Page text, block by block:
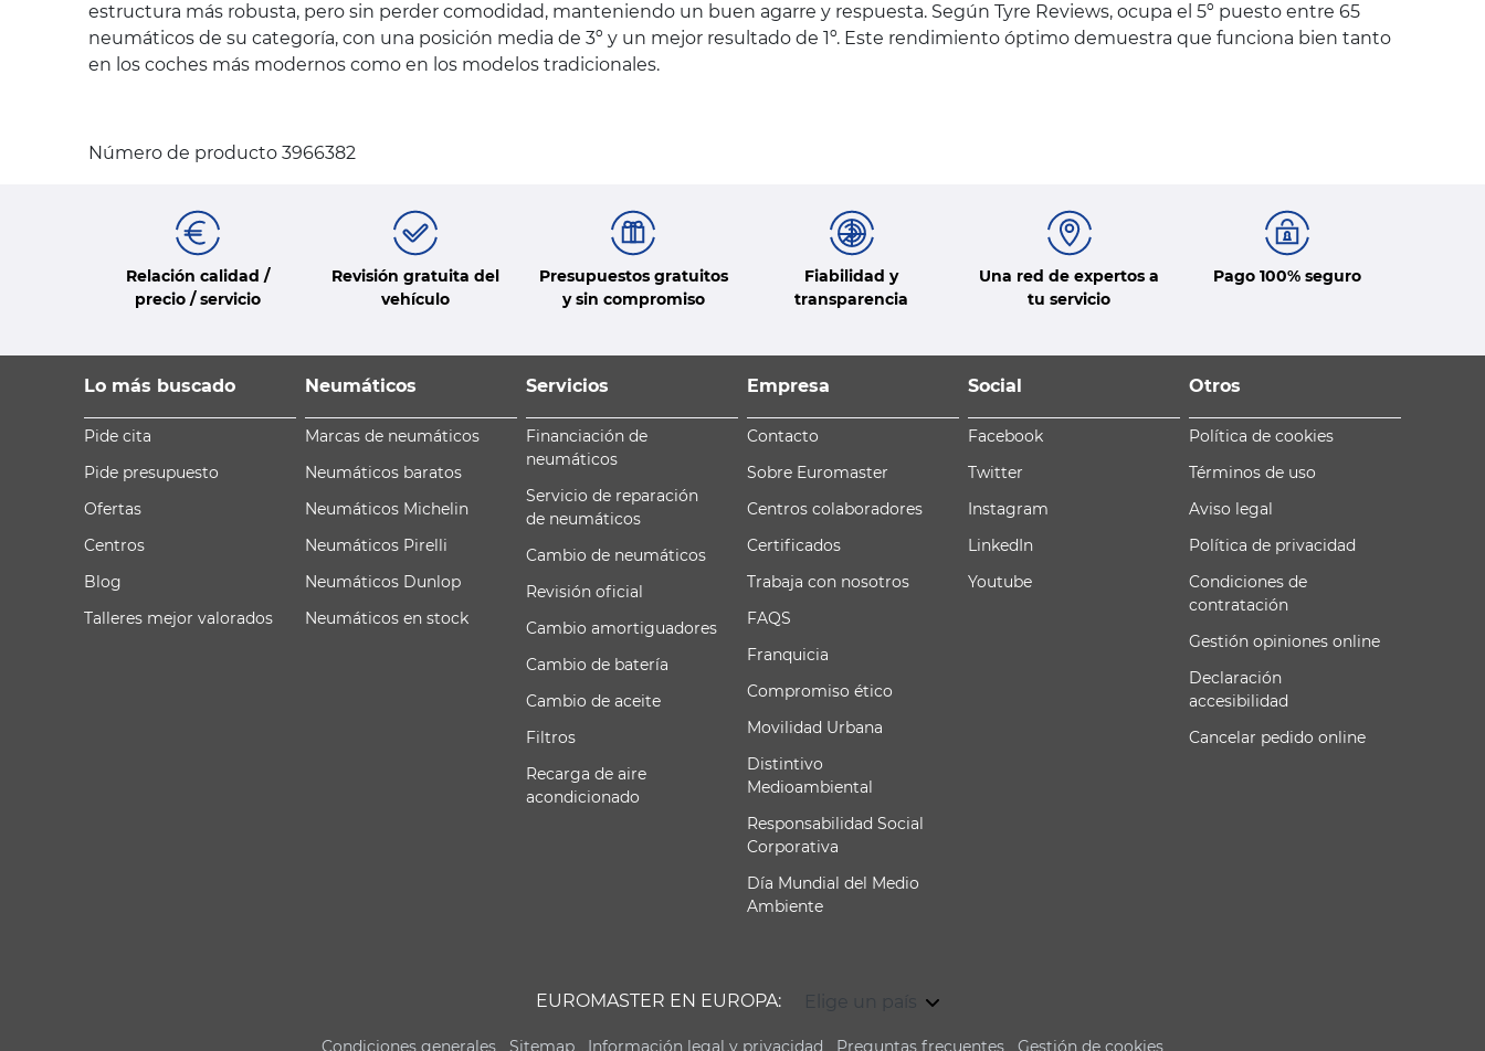
estructura más robusta, pero sin perder comodidad, manteniendo un buen agarre y respuesta. Según Tyre Reviews, ocupa el 5º puesto entre 65
neumáticos de su categoría, con una posición media de 3º y un mejor resultado de 1º. Este rendimiento óptimo demuestra que funciona bien tanto
en los coches más modernos como en los modelos tradicionales.
Número de producto 3966382
Relación calidad /
precio / servicio
Revisión gratuita del
vehículo
Presupuestos gratuitos
y sin compromiso
Fiabilidad y
transparencia
Una red de expertos a
tu servicio
Pago 100% seguro
Lo más buscado
Pide cita
Pide presupuesto
Ofertas
Centros
Blog
Talleres mejor valorados
Neumáticos
Marcas de neumáticos
Neumáticos baratos
Neumáticos Michelin
Neumáticos Pirelli
Neumáticos Dunlop
Neumáticos en stock
Servicios
Financiación de
neumáticos
Servicio de reparación
de neumáticos
Cambio de neumáticos
Revisión oficial
Cambio amortiguadores
Cambio de batería
Cambio de aceite
Filtros
Recarga de aire
acondicionado
Empresa
Contacto
Sobre Euromaster
Centros colaboradores
Certificados
Trabaja con nosotros
FAQS
Franquicia
Compromiso ético
Movilidad Urbana
Distintivo
Medioambiental
Responsabilidad Social
Corporativa
Día Mundial del Medio
Ambiente
Social
Facebook
Twitter
Instagram
LinkedIn
Youtube
Otros
Política de cookies
Términos de uso
Aviso legal
Política de privacidad
Condiciones de
contratación
Gestión opiniones online
Declaración
accesibilidad
Cancelar pedido online
EUROMASTER EN EUROPA: Elige un país
Condiciones generales Sitemap Información legal y privacidad Preguntas frecuentes Gestión de cookies